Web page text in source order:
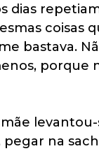
dias
coisas
bastava.
porque
na